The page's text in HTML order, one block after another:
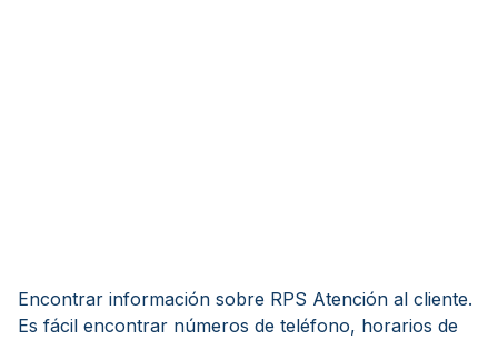
Encontrar información sobre RPS Atención al cliente.
Es fácil encontrar números de teléfono, horarios de